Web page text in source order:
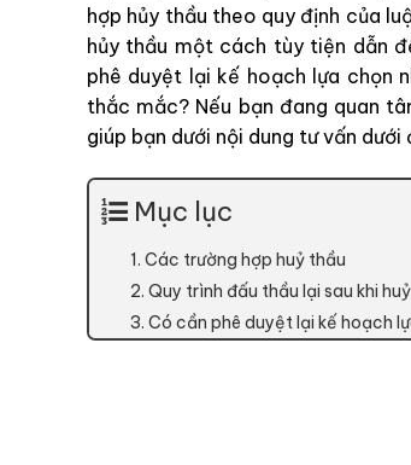
hợp hủy thầu theo quy định của
hủy thầu một cách tùy tiện dẫn
phê duyệt lại kế hoạch lựa chọn
thắc mắc? Nếu bạn đang quan
giúp bạn dưới nội dung tư vấn dưới
Mục lục
1. Các trường hợp huỷ thầu
2. Quy trình đấu thầu lại sau khi
3. Có cần phê duyệt lại kế hoạch